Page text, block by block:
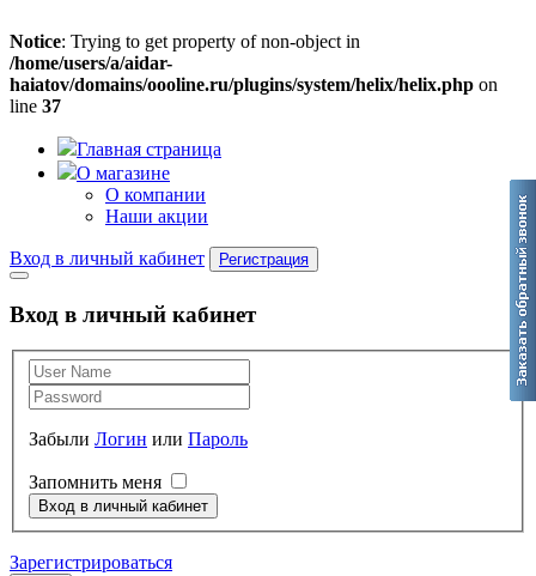
Notice: Trying to get property of non-object in
/home/users/a/aidar-
haiatov/domains/oooline.ru/plugins/system/helix/helix.php on
line 37
Главная страница
О магазине
О компании
Наши акции
Вход в личный кабинет Регистрация
Вход в личный кабинет
Забыли Логин или Пароль
Запомнить меня
Зарегистрироваться